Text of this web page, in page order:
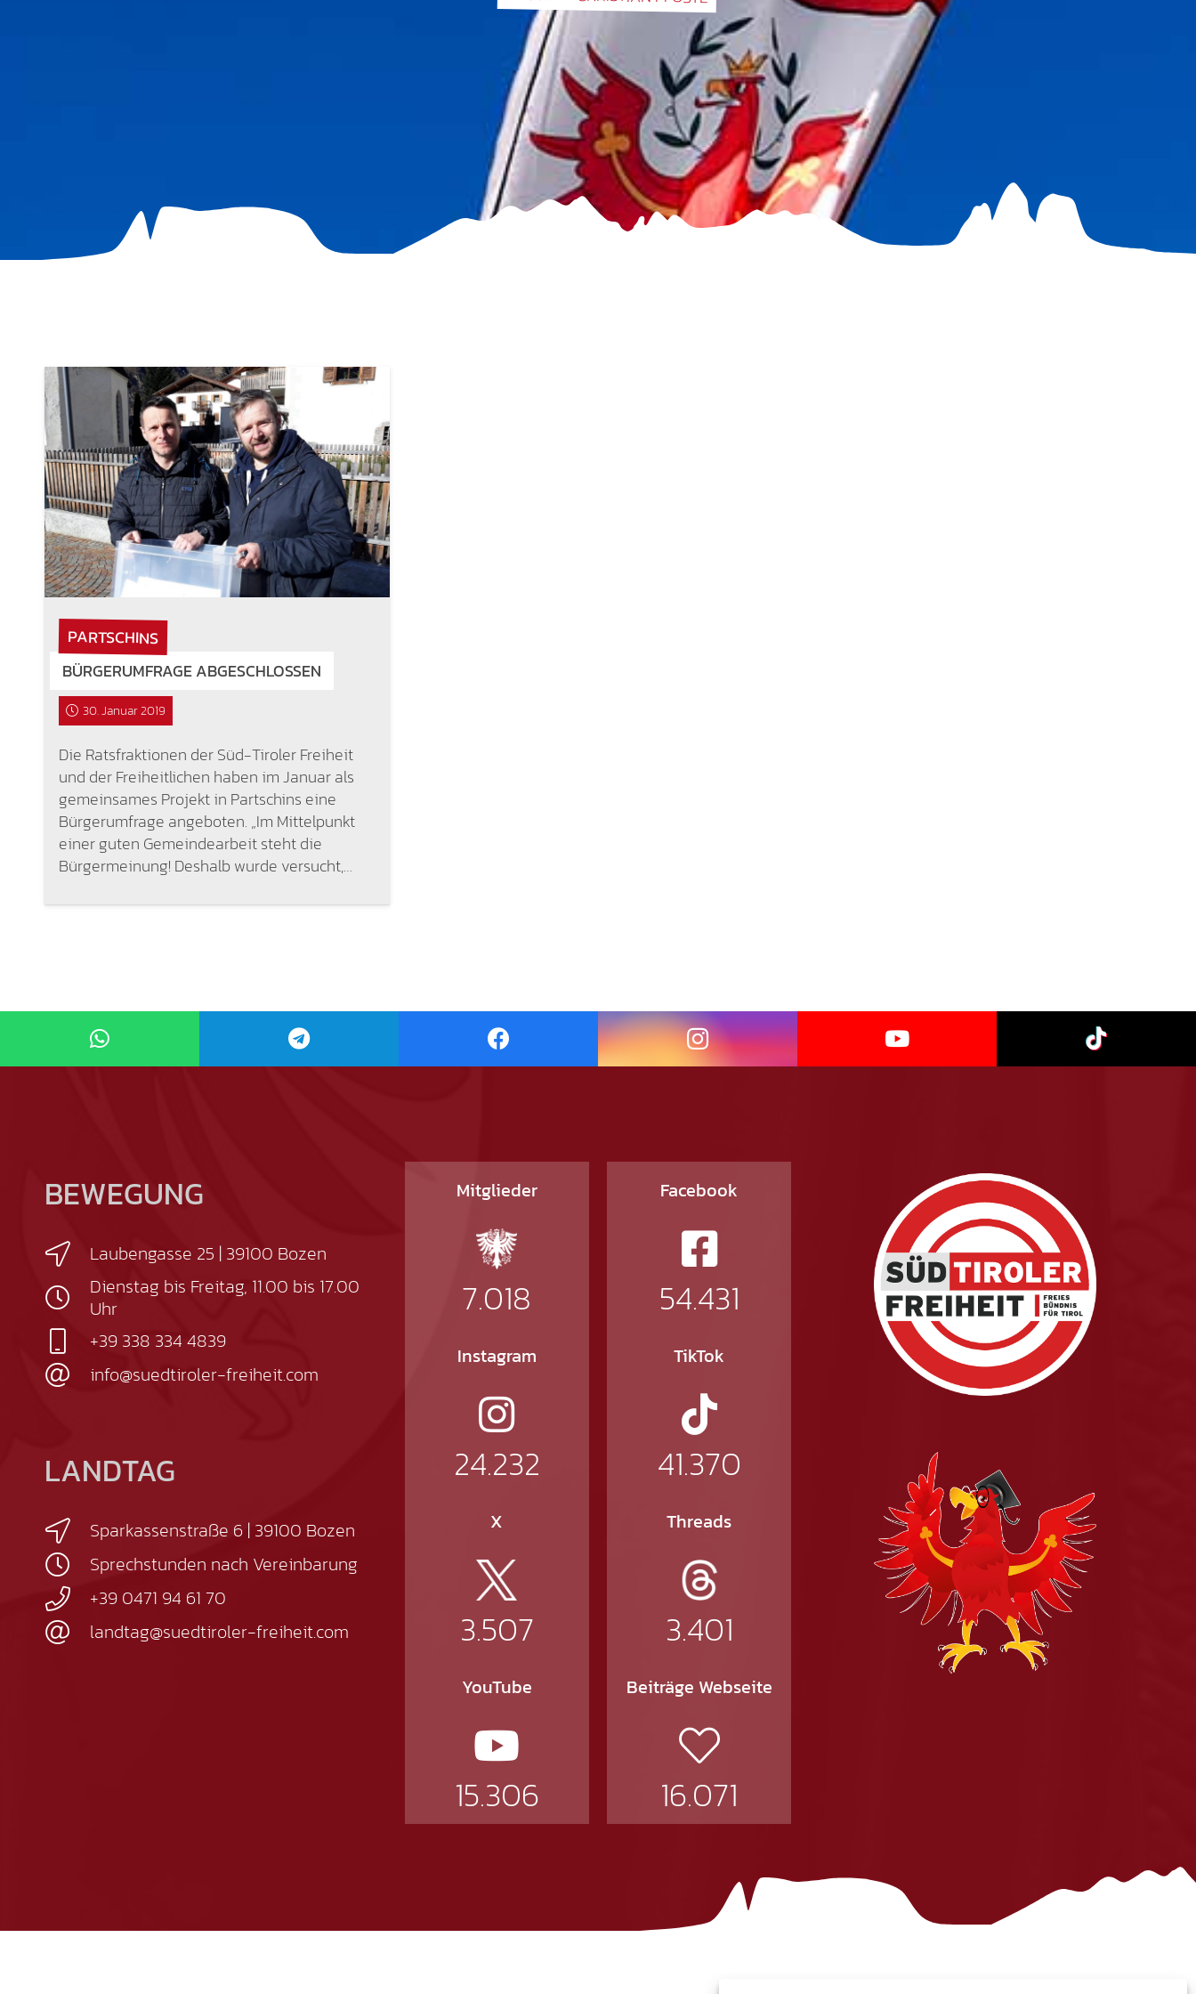
PARTSCHINS
BÜRGERUMFRAGE ABGESCHLOSSEN
30. Januar 2019
Die Ratsfraktionen der Süd-Tiroler Freiheit
und der Freiheitlichen haben im Januar als
gemeinsames Projekt in Partschins eine
Bürgerumfrage angeboten. „Im Mittelpunkt
einer guten Gemeindearbeit steht die
Bürgermeinung! Deshalb wurde versucht,…
BEWEGUNG
Laubengasse 25 | 39100 Bozen
Dienstag bis Freitag, 11.00 bis 17.00
Uhr
+39 338 334 4839
info@suedtiroler-freiheit.com
LANDTAG
Sparkassenstraße 6 | 39100 Bozen
Sprechstunden nach Vereinbarung
+39 0471 94 61 70
landtag@suedtiroler-freiheit.com
Mitglieder
7.018
Facebook
54.431
Instagram
24.232
TikTok
41.370
X
3.507
Threads
3.401
YouTube
15.306
Beiträge Webseite
16.071